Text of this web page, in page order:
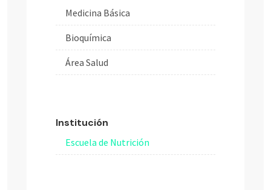
Medicina Básica
Bioquímica
Área Salud
Institución
Escuela de Nutrición